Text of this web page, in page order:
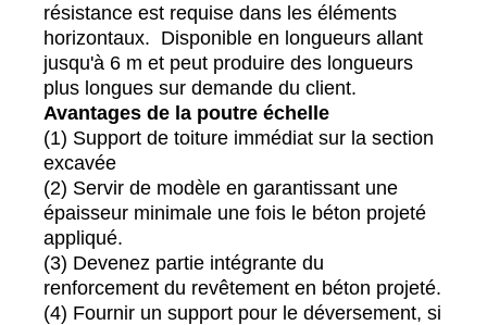
résistance est requise dans les éléments
horizontaux. Disponible en longueurs allant
jusqu'à 6 m et peut produire des longueurs
plus longues sur demande du client.
Avantages de la poutre échelle
(1) Support de toiture immédiat sur la section
excavée
(2) Servir de modèle en garantissant une
épaisseur minimale une fois le béton projeté
appliqué.
(3) Devenez partie intégrante du
renforcement du revêtement en béton projeté.
(4) Fournir un support pour le déversement, si